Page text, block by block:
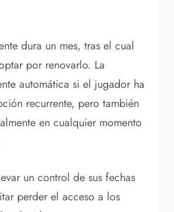
dura un mes, tras el cual
por renovarlo. La
automática si el jugador ha
recurrente, pero también
en cualquier momento
un control de sus fechas
perder el acceso a los